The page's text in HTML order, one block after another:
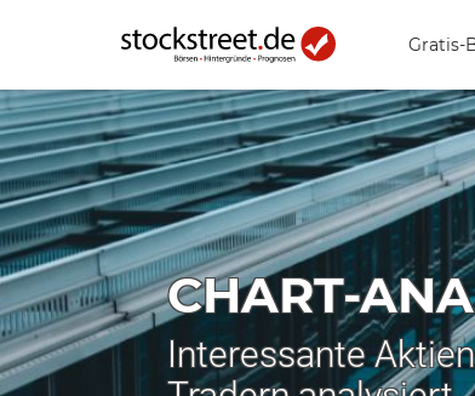
Gratis-
CHART-
Interessante